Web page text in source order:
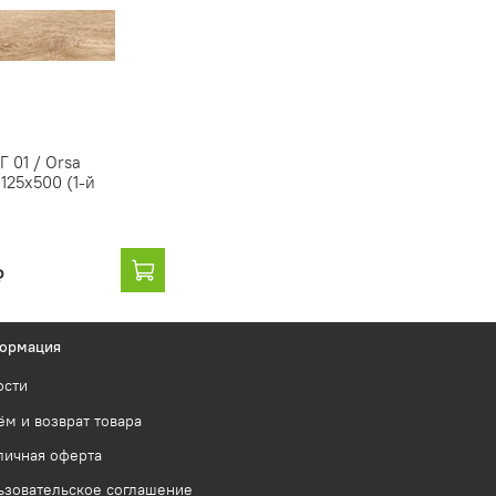
01 / Orsa
(1-й
и возврат товара
оферта
соглашение